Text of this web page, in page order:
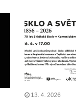
13. 4. 2026